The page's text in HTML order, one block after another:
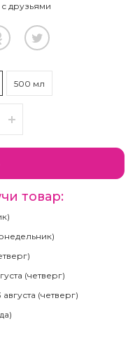
друзьями
500 мл
товар:
(четверг)
августа (четверг)